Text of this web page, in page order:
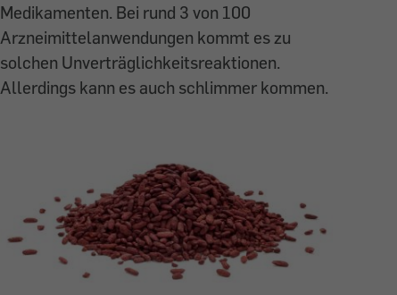
Medikamenten. Bei rund 3 von 100
Arzneimittelanwendungen kommt es zu
solchen Unverträglichkeitsreaktionen.
Allerdings kann es auch schlimmer kommen.